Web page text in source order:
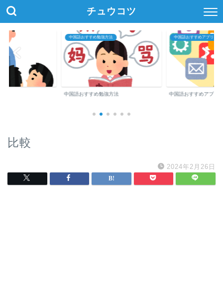
チュウコツ
中国語おすすめ勉強方法
中国語おすすめ勉強方法
中国語おすすめアプリ・参
中国語おすすめアプリ
比較
2024年2月26日